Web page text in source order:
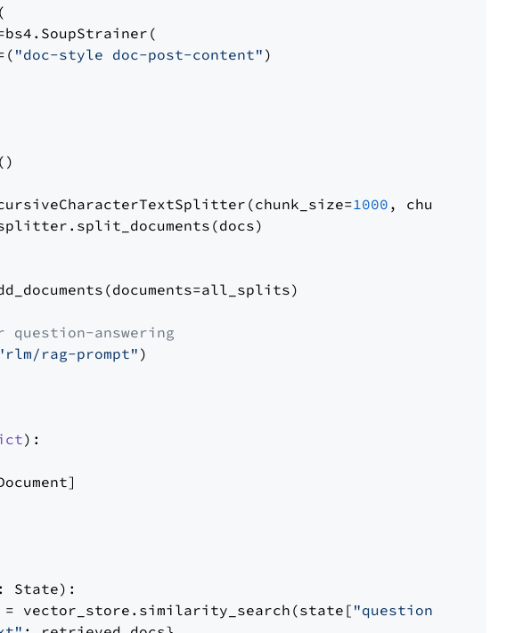
(
"doc-style doc-post-content" )
1000 , chunk_overlap=
question-answering
rag-prompt" )
):
State):
vector_store.similarity_search(state[
"question"